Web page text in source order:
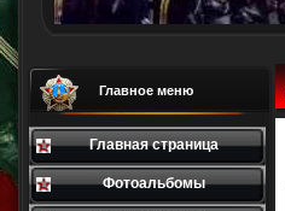
Главное меню
Главная страница
Фотоальбомы